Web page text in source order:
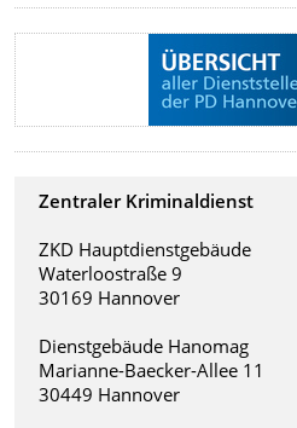
Zentraler Kriminaldienst
ZKD Hauptdienstgebäude
Waterloostraße 9
30169 Hannover
Dienstgebäude Hanomag
Marianne-Baecker-Allee 11
30449 Hannover